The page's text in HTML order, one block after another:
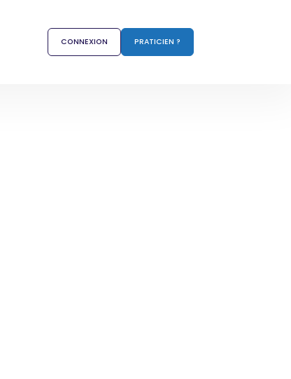
CONNEXION PRATICIEN ?